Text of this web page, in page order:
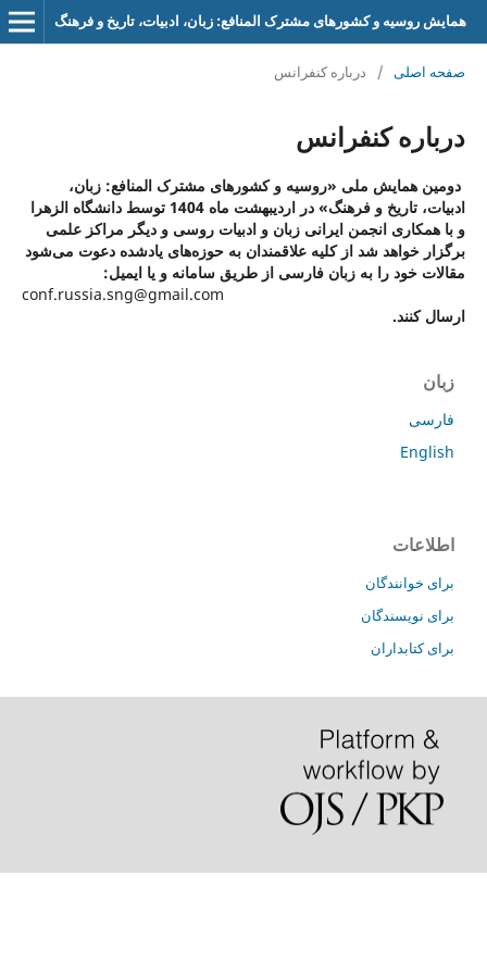
همایش روسیه و کشورهای مشترک المنافع: زبان، ادبیات، تاریخ و فرهنگ
صفحه اصلی / درباره کنفرانس
درباره کنفرانس
دومین همایش ملی «روسیه و کشورهای مشترک المنافع: زبان،
ادبیات، تاریخ و فرهنگ» در اردیبهشت ماه 1404 توسط دانشگاه الزهرا
و با همکاری انجمن ایرانی زبان و ادبیات روسی و دیگر مراکز علمی
برگزار خواهد شد از کلیه علاقمندان به حوزه‌های یادشده دعوت می‌شود
مقالات خود را به زبان فارسی از طریق سامانه و یا ایمیل:
conf.russia.sng@gmail.com
ارسال کنند.
زبان
فارسی
English
اطلاعات
برای خوانندگان
برای نویسندگان
برای کتابداران